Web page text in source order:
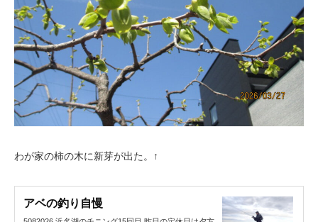
わが家の柿の木に新芽が出た。↑
アベの釣り自慢